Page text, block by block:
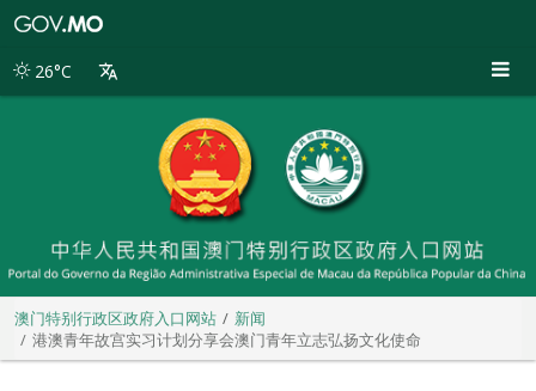
别
26°C
澳门特别行政区政府入口网站
新闻
港澳青年故宫实习计划分享会澳门青年立志弘扬文化使命